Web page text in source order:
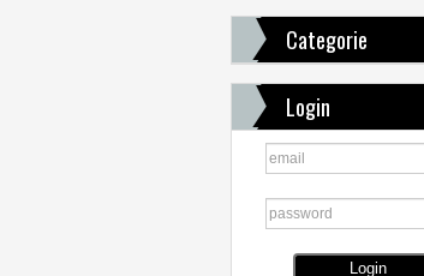
Categorie
Login